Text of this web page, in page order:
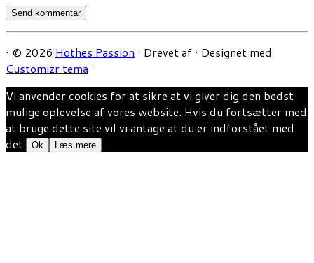
· © 2026 Hothes Passion · Drevet af · Designet med
Customizr tema ·
Vi anvender cookies for at sikre at vi giver dig den bedst
mulige oplevelse af vores website. Hvis du fortsætter med
at bruge dette site vil vi antage at du er indforstået med
det. Ok Læs mere